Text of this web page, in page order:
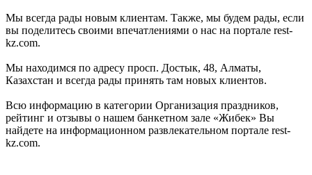
Мы всегда рады новым клиентам. Также, мы будем рады, если
вы поделитесь своими впечатлениями о нас на портале rest-
kz.com.
Мы находимся по адресу просп. Достык, 48, Алматы,
Казахстан и всегда рады принять там новых клиентов.
Всю информацию в категории Организация праздников,
рейтинг и отзывы о нашем банкетном зале «Жибек» Вы
найдете на информационном развлекательном портале rest-
kz.com.